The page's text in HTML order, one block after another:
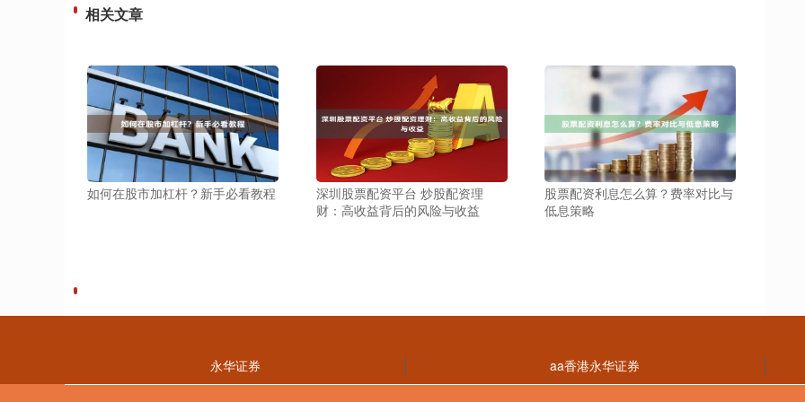
相关文章
如何在股市加杠杆？新手必看教程
深圳股票配资平台 炒股配资理
财：高收益背后的风险与收益
股票配资利息怎么算？费率对比与
低息策略
永华证券 aa香港永华证券